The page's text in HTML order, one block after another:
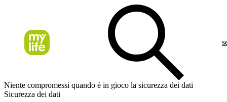
Niente compromessi quando è in gioco la sicurezza dei dati
Sicurezza dei dati